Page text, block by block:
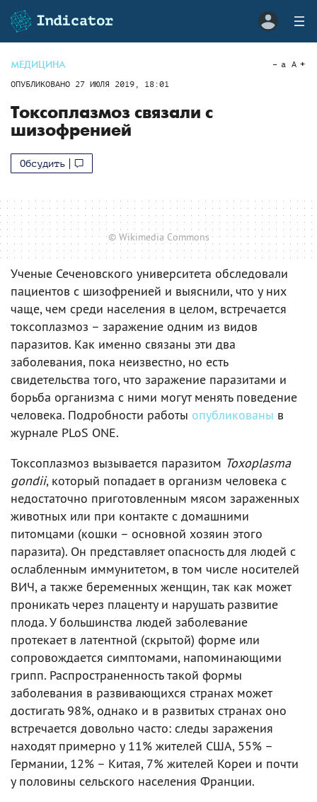
МЕДИЦИНА
ОПУБЛИКОВАНО 27 ИЮЛЯ 2019, 18:01
a A
Токсоплазмоз связали с
шизофренией
Обсудить
© Wikimedia Commons
Ученые Сеченовского университета обследовали
пациентов с шизофренией и выяснили, что у них
чаще, чем среди населения в целом, встречается
токсоплазмоз – заражение одним из видов
паразитов. Как именно связаны эти два
заболевания, пока неизвестно, но есть
свидетельства того, что заражение паразитами и
борьба организма с ними могут менять поведение
человека. Подробности работы опубликованы в
журнале PLoS ONE.
Токсоплазмоз вызывается паразитом Toxoplasma
gondii, который попадает в организм человека с
недостаточно приготовленным мясом зараженных
животных или при контакте с домашними
питомцами (кошки – основной хозяин этого
паразита). Он представляет опасность для людей с
ослабленным иммунитетом, в том числе носителей
ВИЧ, а также беременных женщин, так как может
проникать через плаценту и нарушать развитие
плода. У большинства людей заболевание
протекает в латентной (скрытой) форме или
сопровождается симптомами, напоминающими
грипп. Распространенность такой формы
заболевания в развивающихся странах может
достигать 98%, однако и в развитых странах оно
встречается довольно часто: следы заражения
находят примерно у 11% жителей США, 55% –
Германии, 12% – Китая, 7% жителей Кореи и почти
у половины сельского населения Франции.